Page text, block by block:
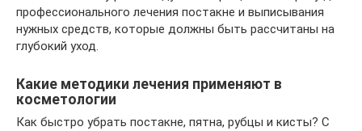
профессионального лечения постакне и выписывания
нужных средств, которые должны быть рассчитаны на
глубокий уход.
Какие методики лечения применяют в
косметологии
Как быстро убрать постакне, пятна, рубцы и кисты? С